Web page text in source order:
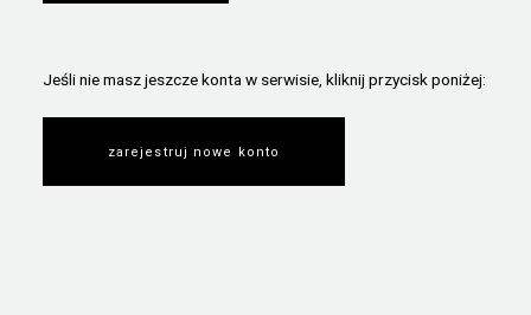
Jeśli nie masz jeszcze konta w serwisie, kliknij przycisk poniżej:
zarejestruj nowe konto